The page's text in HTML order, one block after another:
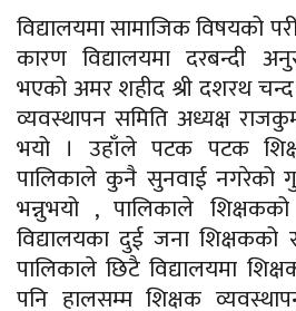
विद्यालयमा सामाजिक विषयको
कारण विद्यालयमा दरबन्दी
भएको अमर शहीद श्री दशरथ चन्द
व्यवस्थापन समिति अध्यक्ष
भयो । उहाँले पटक पटक
पालिकाले कुनै सुनवाई नगरेको
भन्नुभयो , पालिकाले शिक्षकको
विद्यालयका दुई जना
पालिकाले छिटै विद्यालयमा
पनि हालसम्म शिक्षक